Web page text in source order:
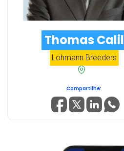
Thomas Calil
Lohmann Breeders
Compartilhe: